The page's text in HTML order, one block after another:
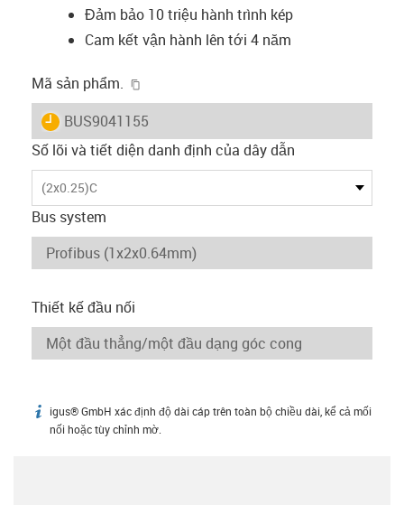
Đảm bảo 10 triệu hành trình kép
Cam kết vận hành lên tới 4 năm
Mã sản phẩm.
igus-icon-lieferzeit
BUS9041155
Số lõi và tiết diện danh định của dây dẫn
(2x0.25)C
Bus system
Thiết kế đầu nối
igus-icon-info
igus® GmbH xác định độ dài cáp trên toàn bộ chiều dài, kể cả mối
nối hoặc tùy chỉnh mờ.